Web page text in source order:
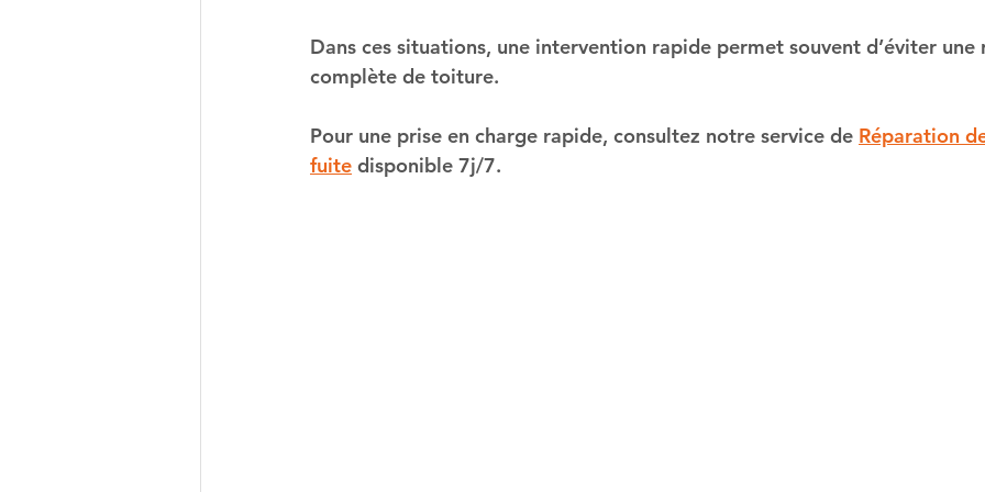
Dans ces situations, une intervention rapide permet souvent d’éviter une
complète de toiture.
Pour une prise en charge rapide, consultez notre service de Réparation
fuite disponible 7j/7.